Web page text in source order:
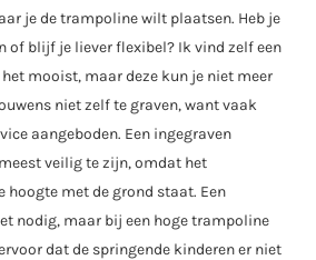
je de trampoline wilt plaatsen. Heb je
of blijf je liever flexibel? Ik vind zelf een
mooist, maar deze kun je niet meer
niet zelf te graven, want vaak
aangeboden. Een ingegraven
veilig te zijn, omdat het
hoogte met de grond staat. Een
nodig, maar bij een hoge trampoline
dat de springende kinderen er niet